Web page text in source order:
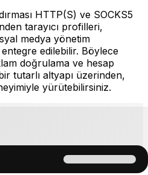
HTTP(S) ve SOCKS5
tarayıcı profilleri,
medya yönetim
edilebilir. Böylece
doğrulama ve hesap
tutarlı altyapı üzerinden,
yürütebilirsiniz.